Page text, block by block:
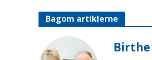
Bagom artiklerne